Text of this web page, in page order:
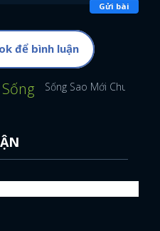
Gửi bài
để bình luận
Sống Sao Mới Chuẩn